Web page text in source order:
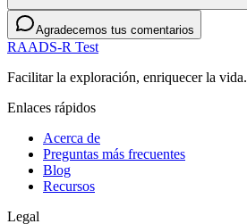
Agradecemos tus comentarios
RAADS-R Test
Facilitar la exploración, enriquecer la vida.
Enlaces rápidos
Acerca de
Preguntas más frecuentes
Blog
Recursos
Legal